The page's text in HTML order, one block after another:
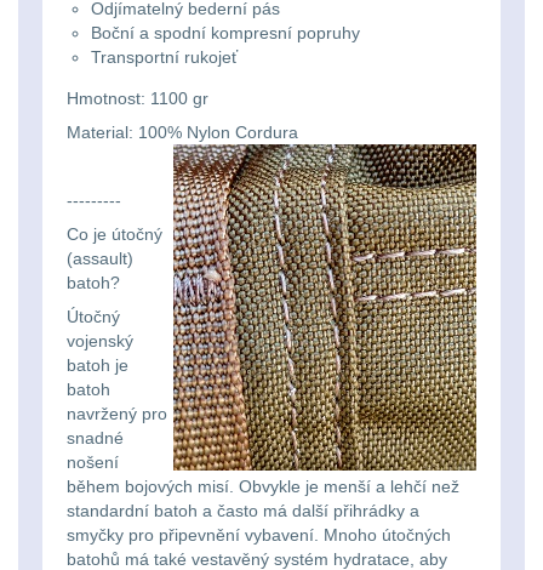
Lovecké
Nabíjacie
Svietidlá
magnetom
Svietidlá
CRI≥90
Laserové
značkovače
Přepravne tašky na
zbraně39
Hydratační vaky10
Pouzdra a Kapsy612
Organizéry109
Na opasek136
Na láhev 43
Na zasobniky157
Odhazováky39
Na toaletní potřeby3
Odjímatelný bederní pás
Boční a spodní kompresní popruhy
Transportní rukojeť
Hmotnost: 1100 gr
Material: 100% Nylon Cordura
---------
Co je útočný
(assault)
batoh?
Útočný
vojenský
batoh je
batoh
navržený pro
snadné
nošení
během bojových misí. Obvykle je menší a lehčí než
standardní batoh a často má další přihrádky a
smyčky pro připevnění vybavení. Mnoho útočných
batohů má také vestavěný systém hydratace, aby